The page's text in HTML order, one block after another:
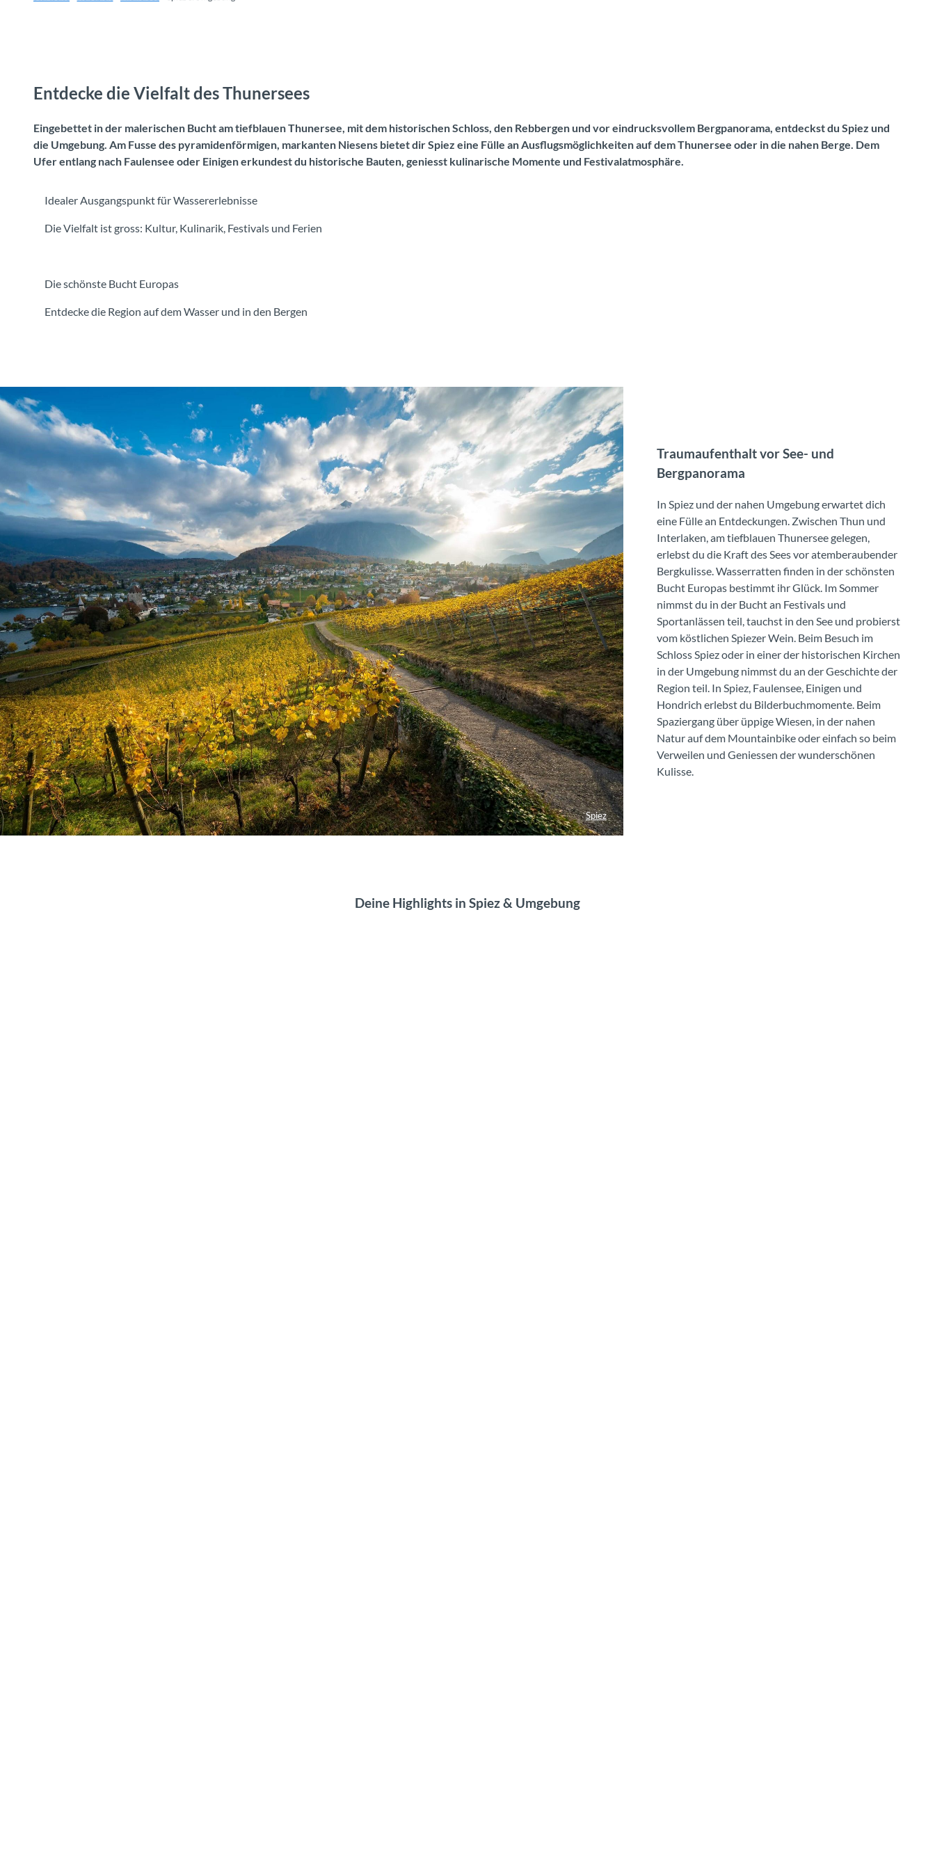
Entdecke die Vielfalt des Thunersees
Eingebettet in der malerischen Bucht am tiefblauen Thunersee, mit dem historischen Schloss, den Rebbergen und vor eindrucksvollem Bergpanorama, entdeckst du Spiez und
die Umgebung. Am Fusse des pyramidenförmigen, markanten Niesens bietet dir Spiez eine Fülle an Ausflugsmöglichkeiten auf dem Thunersee oder in die nahen Berge. Dem
Ufer entlang nach Faulensee oder Einigen erkundest du historische Bauten, geniesst kulinarische Momente und Festivalatmosphäre.
Idealer Ausgangspunkt für Wassererlebnisse
Die Vielfalt ist gross: Kultur, Kulinarik, Festivals und Ferien
Die schönste Bucht Europas
Entdecke die Region auf dem Wasser und in den Bergen
Spiez
Traumaufenthalt vor See- und
Bergpanorama
In Spiez und der nahen Umgebung erwartet dich
eine Fülle an Entdeckungen. Zwischen Thun und
Interlaken, am tiefblauen Thunersee gelegen,
erlebst du die Kraft des Sees vor atemberaubender
Bergkulisse. Wasserratten finden in der schönsten
Bucht Europas bestimmt ihr Glück. Im Sommer
nimmst du in der Bucht an Festivals und
Sportanlässen teil, tauchst in den See und probierst
vom köstlichen Spiezer Wein. Beim Besuch im
Schloss Spiez oder in einer der historischen Kirchen
in der Umgebung nimmst du an der Geschichte der
Region teil. In Spiez, Faulensee, Einigen und
Hondrich erlebst du Bilderbuchmomente. Beim
Spaziergang über üppige Wiesen, in der nahen
Natur auf dem Mountainbike oder einfach so beim
Verweilen und Geniessen der wunderschönen
Kulisse.
Deine Highlights in Spiez & Umgebung